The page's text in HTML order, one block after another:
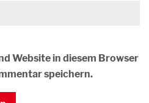
Website in diesem Browser
speichern.